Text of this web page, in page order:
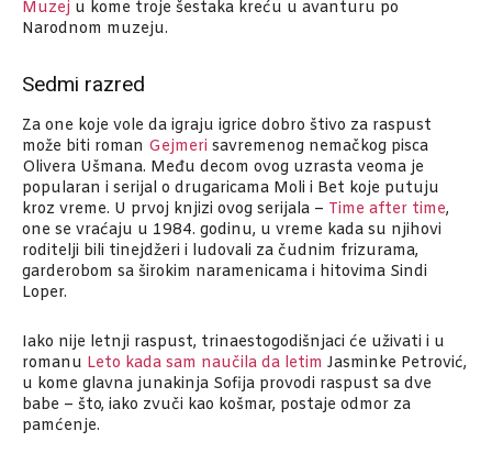
Muzej u kome troje šestaka kreću u avanturu po
Narodnom muzeju.
Sedmi razred
Za one koje vole da igraju igrice dobro štivo za raspust
može biti roman Gejmeri savremenog nemačkog pisca
Olivera Ušmana. Među decom ovog uzrasta veoma je
popularan i serijal o drugaricama Moli i Bet koje putuju
kroz vreme. U prvoj knjizi ovog serijala – Time after time,
one se vraćaju u 1984. godinu, u vreme kada su njihovi
roditelji bili tinejdžeri i ludovali za čudnim frizurama,
garderobom sa širokim naramenicama i hitovima Sindi
Loper.
Iako nije letnji raspust, trinaestogodišnjaci će uživati i u
romanu Leto kada sam naučila da letim Jasminke Petrović,
u kome glavna junakinja Sofija provodi raspust sa dve
babe – što, iako zvuči kao košmar, postaje odmor za
pamćenje.